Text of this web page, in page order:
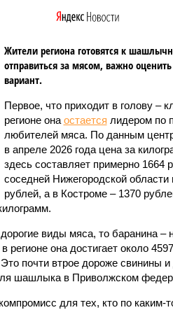
Жители региона готовятся к
отправиться за мясом, важно
вариант.
Первое, что приходит в голову –
регионе она остается лидером по
любителей мяса. По данным
в апреле 2026 года цена за
здесь составляет примерно 1664
соседней Нижегородской
рублей, а в Костроме – 1370
виды мяса, то баранина –
регионе она достигает около
почти втрое дороже свинины
шашлыка в Приволжском
для тех, кто по каким-